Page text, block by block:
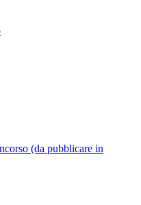
(da pubblicare in